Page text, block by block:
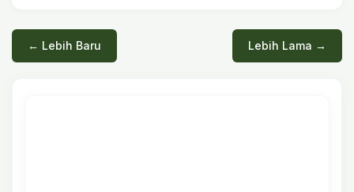
← Lebih Baru Lebih Lama →